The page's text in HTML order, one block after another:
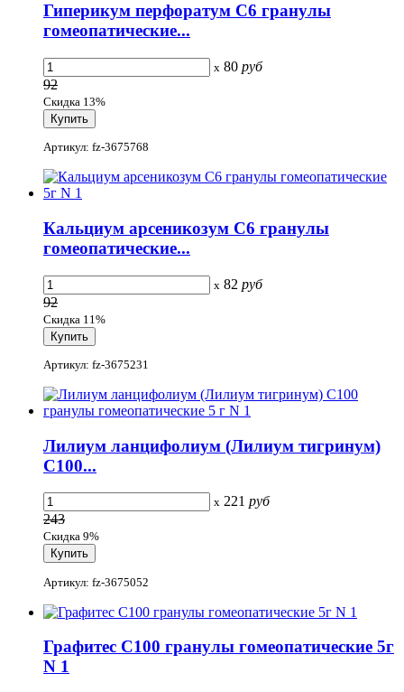
Гиперикум перфоратум С6 гранулы
гомеопатические...
x 80 руб
92
Скидка 13%
Артикул: fz-3675768
Кальциум арсеникозум С6 гранулы
гомеопатические...
x 82 руб
92
Скидка 11%
Артикул: fz-3675231
Лилиум ланцифолиум (Лилиум тигринум)
С100...
x 221 руб
243
Скидка 9%
Артикул: fz-3675052
Графитес С100 гранулы гомеопатические 5г
N 1